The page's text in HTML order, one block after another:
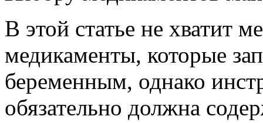
В этой статье не хватит
медикаменты, которые
беременным, однако
обязательно должна